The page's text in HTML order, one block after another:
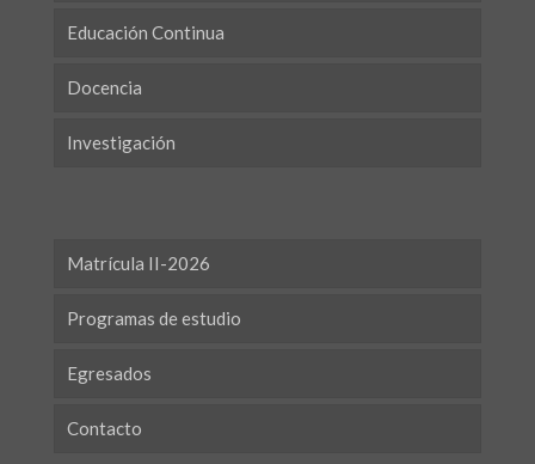
Educación Continua
Docencia
Investigación
Matrícula II-2026
Programas de estudio
Egresados
Contacto